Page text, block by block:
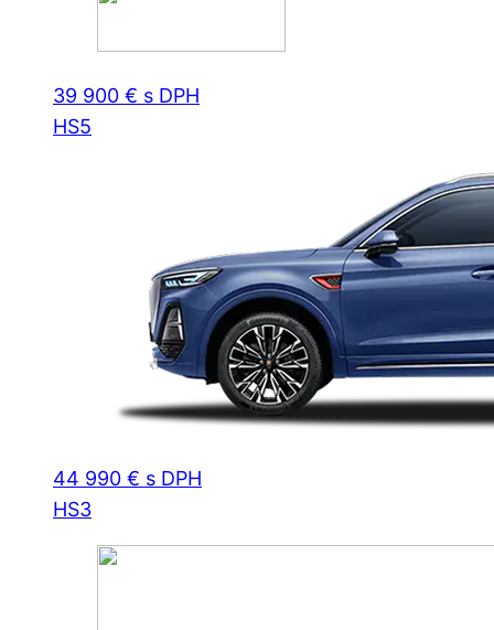
39 900 € s DPH
HS5
44 990 € s DPH
HS3